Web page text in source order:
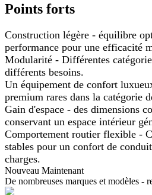
Points forts
Construction légère - équilibre
performance pour une efficacité
Modularité - Différentes
différents besoins.
Un équipement de confort
premium rares dans la catégorie
Gain d'espace - des dimensions
conservant un espace intérieur
Comportement routier flexible -
stables pour un confort de
charges.
Nouveau Maintenant
De nombreuses marques et modèles -